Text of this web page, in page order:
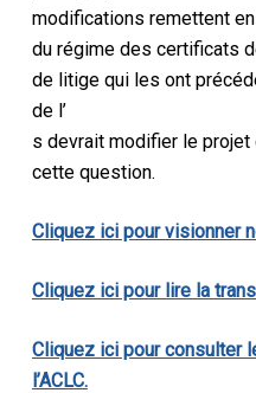
modifications remettent
du régime des certificats
de litige qui les ont
de l’
s devrait modifier le
cette question.
Cliquez ici pour visionner
Cliquez ici pour lire la
Cliquez ici pour consulter
l’ACLC.